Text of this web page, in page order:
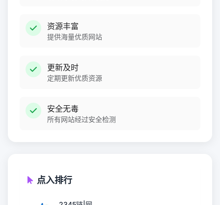
资源丰富
提供海量优质网站
更新及时
定期更新优质资源
安全无毒
所有网站经过安全检测
点入排行